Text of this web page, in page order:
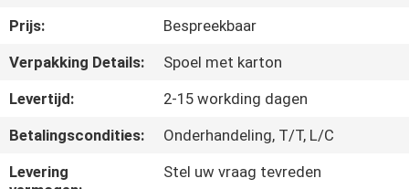
ONS
NIEUWS
Prijs:
Bespreekbaar
Verpakking Details:
Spoel met karton
Levertijd:
2-15 workding dagen
Betalingscondities:
Onderhandeling, T/T, L/C
Levering
Stel uw vraag tevreden